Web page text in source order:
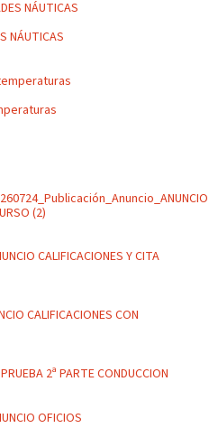
NÁUTICAS
(2)
CALIFICACIONES Y CITA
CALIFICACIONES CON
2ª PARTE CONDUCCION
OFICIOS